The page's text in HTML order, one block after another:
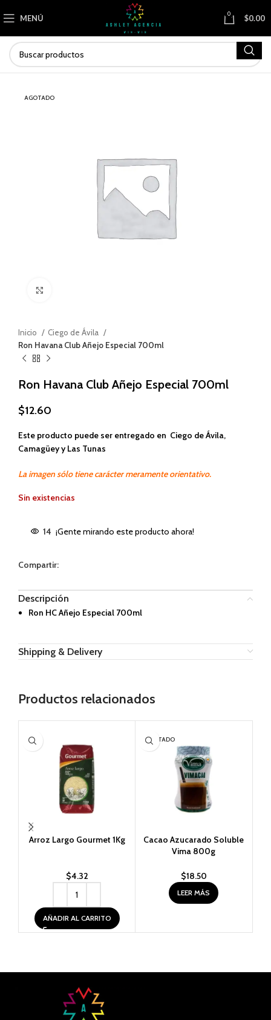
MENÚ 0 $0.00
AGOTADO
Inicio
Ciego de Ávila
Ron Havana Club Añejo Especial 700ml
Ron Havana Club Añejo Especial 700ml
$12.60
Este producto puede ser entregado en Ciego de Ávila,
Camagüey y Las Tunas
La imagen sólo tiene carácter meramente orientativo.
Sin existencias
14 ¡Gente mirando este producto ahora!
Compartir:
Descripción
Ron HC Añejo Especial 700ml
Shipping & Delivery
Productos relacionados
Arroz Largo Gourmet 1Kg
$4.32
AÑADIR AL CARRITO
AGOTADO
Cacao Azucarado Soluble
Vima 800g
$18.50
LEER MÁS